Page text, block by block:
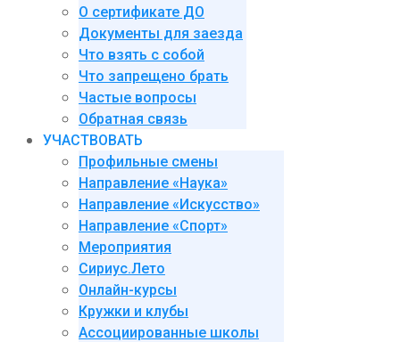
О сертификате ДО
Документы для заезда
Что взять с собой
Что запрещено брать
Частые вопросы
Обратная связь
УЧАСТВОВАТЬ
Профильные смены
Направление «Наука»
Направление «Искусство»
Направление «Спорт»
Мероприятия
Сириус.Лето
Онлайн-курсы
Кружки и клубы
Ассоциированные школы